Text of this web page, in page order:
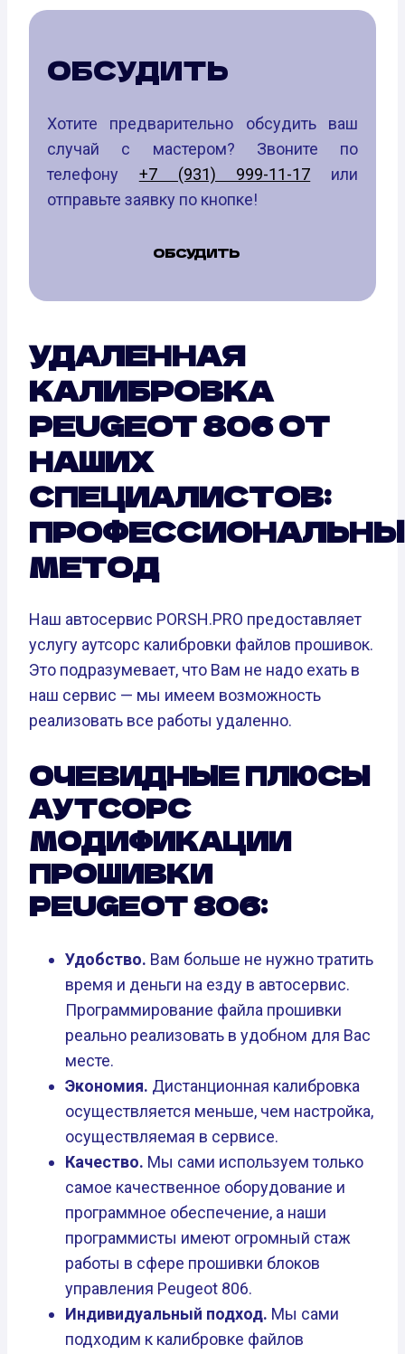
ОБСУДИТЬ
Хотите предварительно обсудить ваш
случай с мастером? Звоните по
телефону +7 (931) 999-11-17 или
отправьте заявку по кнопке!
ОБСУДИТЬ
УДАЛЕННАЯ
КАЛИБРОВКА
PEUGEOT 806 ОТ
НАШИХ
СПЕЦИАЛИСТОВ:
МЕТОД
Наш автосервис PORSH.PRO предоставляет
услугу аутсорс калибровки файлов прошивок.
Это подразумевает, что Вам не надо ехать в
наш сервис — мы имеем возможность
реализовать все работы удаленно.
ОЧЕВИДНЫЕ ПЛЮСЫ
АУТСОРС
МОДИФИКАЦИИ
ПРОШИВКИ
PEUGEOT 806:
Удобство. Вам больше не нужно тратить
время и деньги на езду в автосервис.
Программирование файла прошивки
реально реализовать в удобном для Вас
месте.
Экономия. Дистанционная калибровка
осуществляется меньше, чем настройка,
осуществляемая в сервисе.
Качество. Мы сами используем только
самое качественное оборудование и
программное обеспечение, а наши
программисты имеют огромный стаж
работы в сфере прошивки блоков
управления Peugeot 806.
Индивидуальный подход. Мы сами
подходим к калибровке файлов